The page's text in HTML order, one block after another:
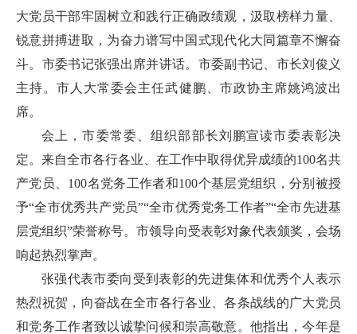
大党员干部牢固树立和践行正确政绩观，汲取榜样力量、
锐意拼搏进取，为奋力谱写中国式现代化大同篇章不懈奋
斗。市委书记张强出席并讲话。市委副书记、市长刘俊义
主持。市人大常委会主任武健鹏、市政协主席姚鸿波出
席。
会上，市委常委、组织部部长刘鹏宣读市委表彰决
定。来自全市各行各业、在工作中取得优异成绩的100名共
产党员、100名党务工作者和100个基层党组织，分别被授
予“全市优秀共产党员”“全市优秀党务工作者”“全市先进基
层党组织”荣誉称号。市领导向受表彰对象代表颁奖，会场
响起热烈掌声。
张强代表市委向受到表彰的先进集体和优秀个人表示
热烈祝贺，向奋战在全市各行各业、各条战线的广大党员
和党务工作者致以诚挚问候和崇高敬意。他指出，今年是